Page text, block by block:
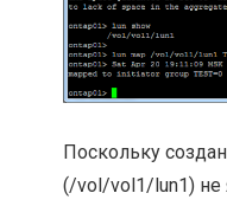
Поскольку
(/vol/vol1/lun1) не